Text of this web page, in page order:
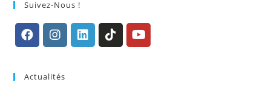
Suivez-Nous !
un
Actualités